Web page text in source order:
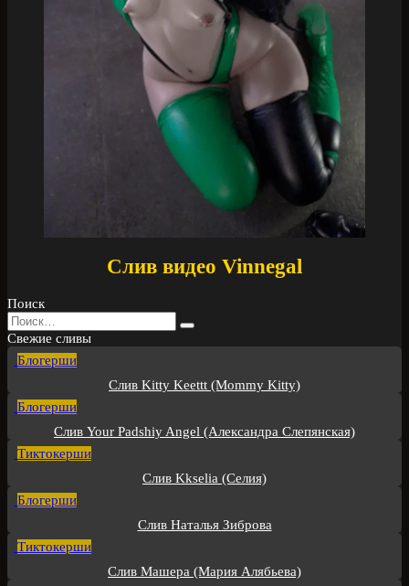
Слив видео Vinnegal
Поиск
Search
for:
Свежие сливы
Блогерши
Слив Kitty Keettt (Mommy Kitty)
Блогерши
Слив Your Padshiy Angel (Александра Слепянская)
Тиктокерши
Слив Kkselia (Селия)
Блогерши
Слив Наталья Зиброва
Тиктокерши
Слив Машера (Мария Алябьева)